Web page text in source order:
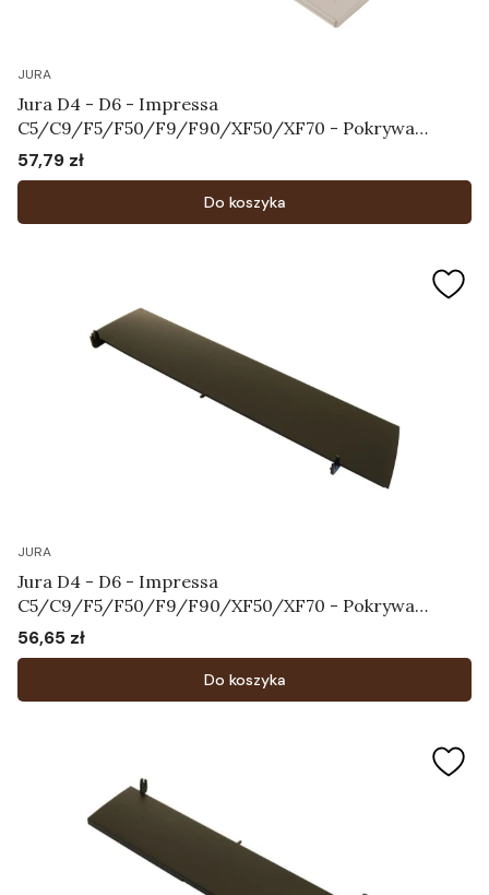
JURA
Jura D4 - D6 - Impressa
C5/C9/F5/F50/F9/F90/XF50/XF70 - Pokrywa
chroniąca aromat Art.64115
Cena
57,79 zł
Do koszyka
JURA
Jura D4 - D6 - Impressa
C5/C9/F5/F50/F9/F90/XF50/XF70 - Pokrywa
zbiornika na ziarna kawy Art.61827
Cena
56,65 zł
Do koszyka